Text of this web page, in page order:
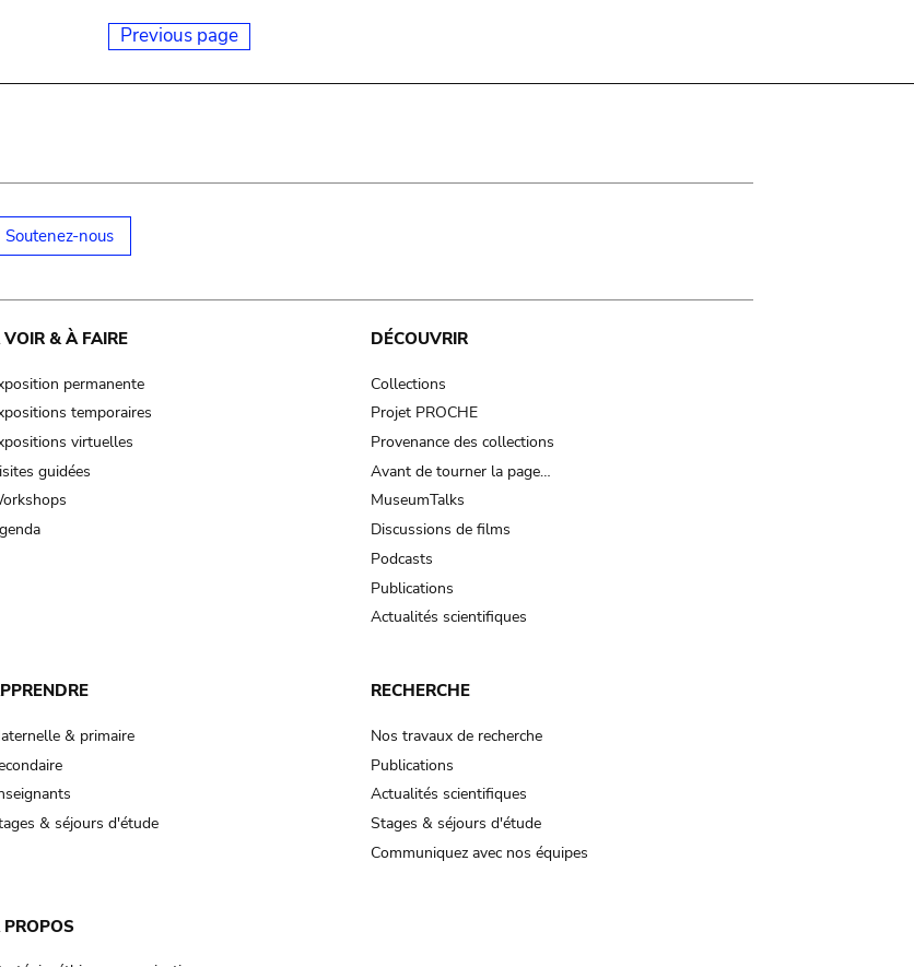
Previous page
Soutenez-nous
& À FAIRE
permanente
temporaires
virtuelles
guidées
DÉCOUVRIR
Collections
Projet PROCHE
Provenance des collections
Avant de tourner la page…
MuseumTalks
Discussions de films
Podcasts
Publications
Actualités scientifiques
& primaire
& séjours d'étude
RECHERCHE
Nos travaux de recherche
Publications
Actualités scientifiques
Stages & séjours d'étude
Communiquez avec nos équipes